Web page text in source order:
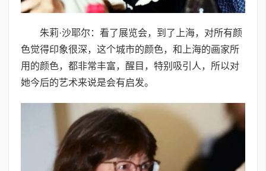
朱莉·沙耶尔：看了展览会，到了上海，对所有颜
色觉得印象很深，这个城市的颜色，和上海的画家所
用的颜色，都非常丰富，醒目，特别吸引人，所以对
她今后的艺术来说是会有启发。